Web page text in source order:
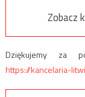
Zobacz
Dziękujemy za
https://kancelaria-